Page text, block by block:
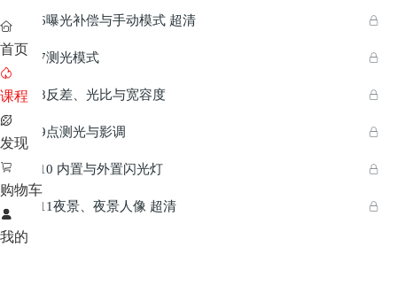

6曝光补偿与手动模式 超清

 7测光模式

 8反差、光比与宽容度

9点测光与影调

10 内置与外置闪光灯

11夜景、夜景人像 超清

首页

课程

发现

购物车

我的